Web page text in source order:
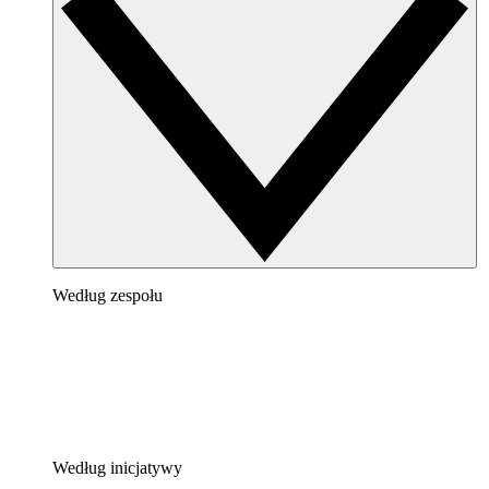
Według zespołu
Według inicjatywy